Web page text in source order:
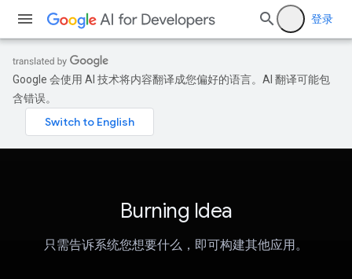
登录
Google 会使用 AI 技术将内容翻译成您偏好的语言。AI 翻译可能包
含错误。
Burning Idea
只需告诉系统您想要什么，即可构建其他应用。